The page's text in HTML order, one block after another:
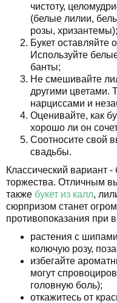
чистоту,
(белые лилии,
розы, хризантемы);
Букет оставляйте
Используйте
банты;
Не смешивайте
другими цветами.
нарциссами и
Оценивайте, как
хорошо ли он
Соотносите свой
свадьбы.
Классический вариант
торжества. Отличным
также букет из калл,
сюрпризом станет
противопоказания при
растения с
колючую розу,
избегайте
могут
головную боль);
откажитесь от